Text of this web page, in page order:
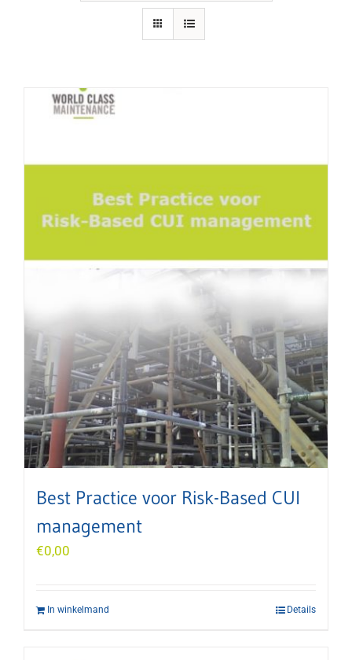
Best Practice voor Risk-Based CUI
management
€0,00
In winkelmand Details